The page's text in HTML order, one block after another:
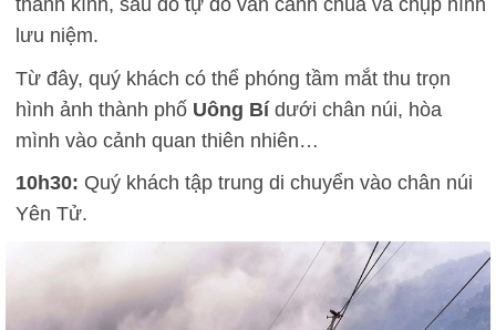
thành kính, sau đó tự do vãn cảnh chùa và chụp hình
lưu niệm.
Từ đây, quý khách có thể phóng tầm mắt thu trọn
hình ảnh thành phố Uông Bídưới chân núi, hòa
mình vào cảnh quan thiên nhiên…
10h30: Quý khách tập trung di chuyển vào chân núi
Yên Tử.